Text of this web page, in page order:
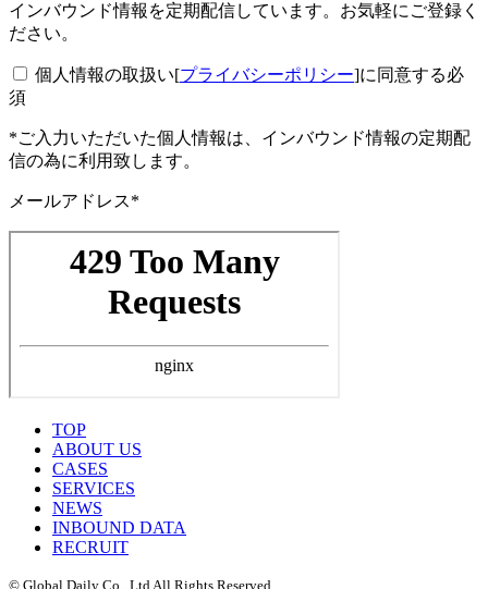
インバウンド情報を定期配信しています。お気軽にご登録く
ださい。
個人情報の取扱い[プライバシーポリシー]に同意する必
須
*ご入力いただいた個人情報は、インバウンド情報の定期配
信の為に利用致します。
メールアドレス*
TOP
ABOUT US
CASES
SERVICES
NEWS
INBOUND DATA
RECRUIT
© Global Daily Co., Ltd All Rights Reserved